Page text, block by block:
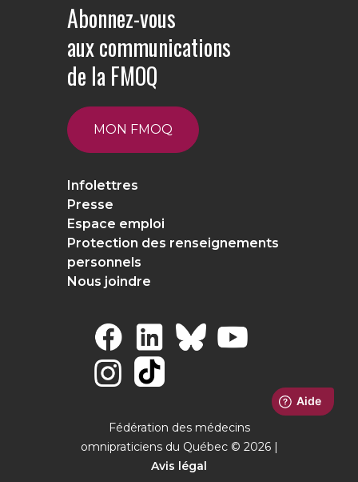
Abonnez-vous
aux communications
de la FMOQ
MON FMOQ
Infolettres
Presse
Espace emploi
Protection des renseignements
personnels
Nous joindre
Fédération des médecins
omnipraticiens du Québec © 2026 |
Avis légal